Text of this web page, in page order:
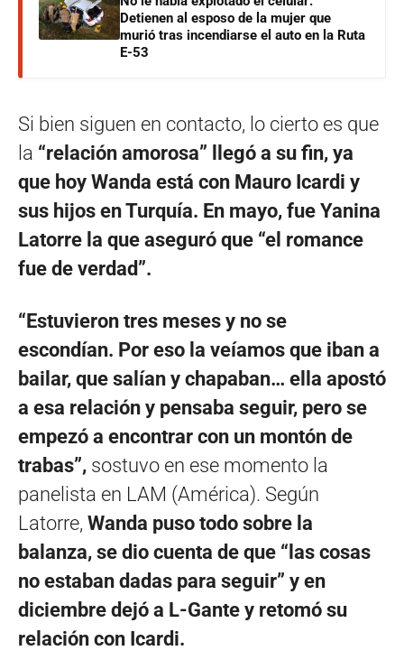
Detienen al esposo de la mujer que
murió tras incendiarse el auto en la Ruta
E-53
Si bien siguen en contacto, lo cierto es que
la “relación amorosa” llegó a su fin, ya
que hoy Wanda está con Mauro Icardi y
sus hijos en Turquía. En mayo, fue Yanina
Latorre la que aseguró que “el romance
fue de verdad”.
“Estuvieron tres meses y no se
escondían. Por eso la veíamos que iban a
bailar, que salían y chapaban… ella apostó
a esa relación y pensaba seguir, pero se
empezó a encontrar con un montón de
trabas”, sostuvo en ese momento la
panelista en LAM (América). Según
Latorre, Wanda puso todo sobre la
balanza, se dio cuenta de que “las cosas
no estaban dadas para seguir” y en
diciembre dejó a L-Gante y retomó su
relación con Icardi.